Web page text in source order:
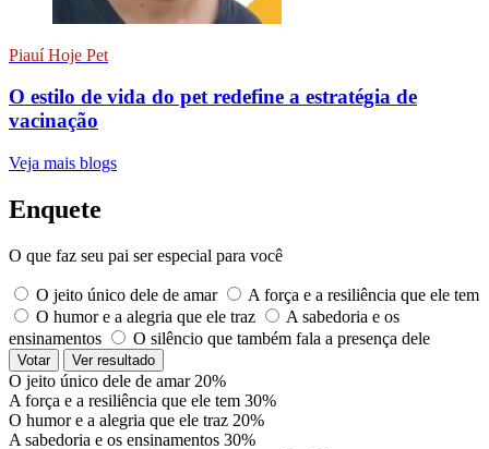
Piauí Hoje Pet
O estilo de vida do pet redefine a estratégia de
vacinação
Veja mais blogs
Enquete
O que faz seu pai ser especial para você
O jeito único dele de amar
A força e a resiliência que ele tem
O humor e a alegria que ele traz
A sabedoria e os
ensinamentos
O silêncio que também fala a presença dele
Votar Ver resultado
O jeito único dele de amar 20%
A força e a resiliência que ele tem 30%
O humor e a alegria que ele traz 20%
A sabedoria e os ensinamentos 30%